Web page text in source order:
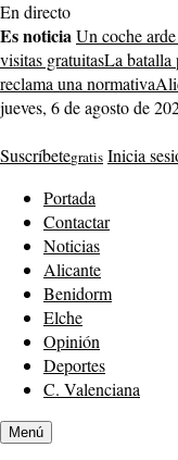
Saltar
al
contenido
En directo
Es noticiaUn coche
visitas gratuitasLa batalla
reclama una normativa
jueves, 6 de agosto de
Suscríbetegratis Inicia
Portada
Contactar
Noticias
Alicante
Benidorm
Elche
Opinión
Deportes
C. Valenciana
Menú